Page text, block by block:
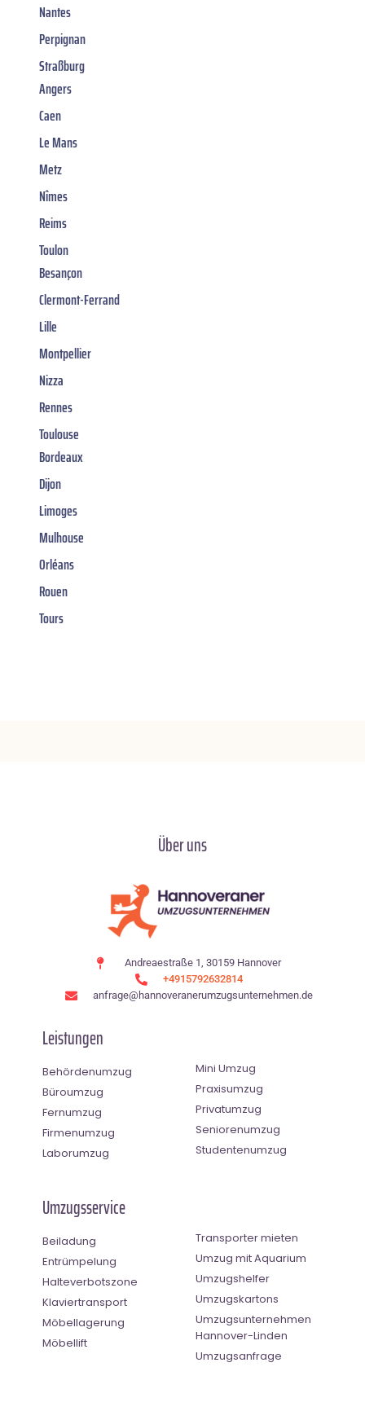
Nantes
Perpignan
Straßburg
Angers
Caen
Le Mans
Metz
Nîmes
Reims
Toulon
Besançon
Clermont-Ferrand
Lille
Montpellier
Nizza
Rennes
Toulouse
Bordeaux
Dijon
Limoges
Mulhouse
Orléans
Rouen
Tours
Über uns
Andreaestraße 1, 30159 Hannover
+4915792632814
anfrage@hannoveranerumzugsunternehmen.de
Leistungen
Behördenumzug
Büroumzug
Fernumzug
Firmenumzug
Laborumzug
Mini Umzug
Praxisumzug
Privatumzug
Seniorenumzug
Studentenumzug
Umzugsservice
Beiladung
Entrümpelung
Halteverbotszone
Klaviertransport
Möbellagerung
Möbellift
Transporter mieten
Umzug mit Aquarium
Umzugshelfer
Umzugskartons
Umzugsunternehmen
Hannover-Linden
Umzugsanfrage